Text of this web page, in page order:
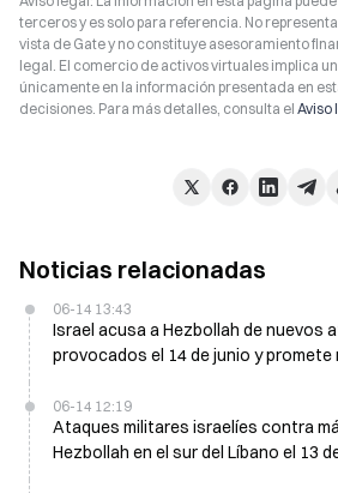
terceros y es solo para referencia. No
vista de Gate y no constituye asesoramiento
legal. El comercio de activos virtuales implica
únicamente en la información presentada en
decisiones. Para más detalles, consulta el Aviso
Noticias relacionadas
06-14 13:43
Israel acusa a Hezbollah de nuevos
provocados el 14 de junio y
06-14 12:19
Ataques militares israelíes contra
Hezbollah en el sur del Líbano el 13